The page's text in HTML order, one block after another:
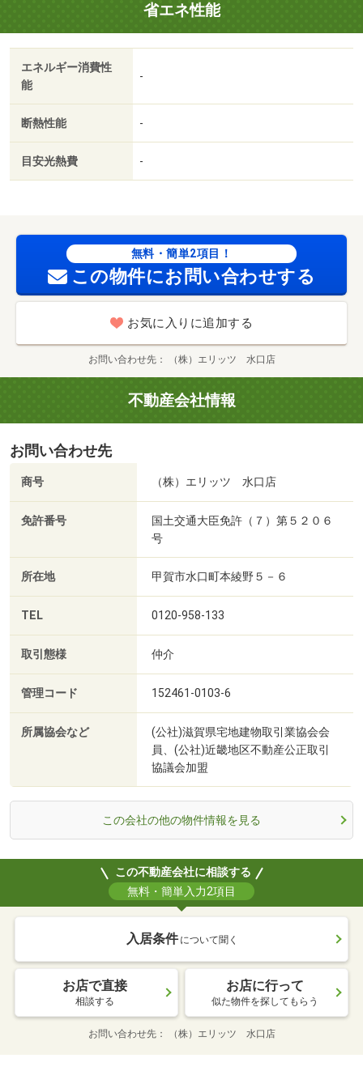
省エネ性能
エネルギー消費性
能
-
断熱性能 -
目安光熱費 -
無料・簡単2項目！
この物件にお問い合わせする
お気に入りに追加する
お問い合わせ先 （株）エリッツ 水口店
不動産会社情報
お問い合わせ先
商号 （株）エリッツ 水口店
免許番号
国土交通大臣免許（７）第５２０６
号
所在地 甲賀市水口町本綾野５－６
TEL 0120-958-133
取引態様 仲介
管理コード 152461-0103-6
所属協会など
(公社)滋賀県宅地建物取引業協会会
員、(公社)近畿地区不動産公正取引
協議会加盟
この会社の他の物件情報を見る
この不動産会社に相談する
無料・簡単入力2項目
入居条件 について聞く
お店で直接
相談する
お店に行って
似た物件を探してもらう
お問い合わせ先 （株）エリッツ 水口店